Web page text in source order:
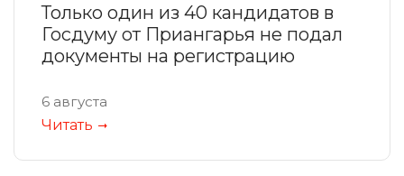
Только один из 40 кандидатов в
Госдуму от Приангарья не подал
документы на регистрацию
6 августа
Читать